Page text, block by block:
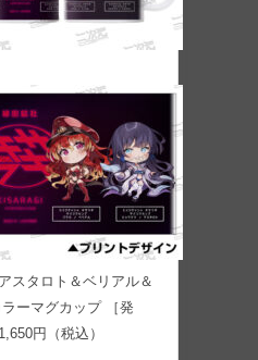
スタロト＆ベリアル＆
ーマグカップ ［発
円（税込）